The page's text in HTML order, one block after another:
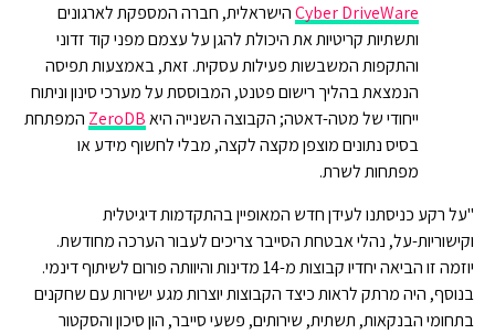
Cyber DriveWareהישראלית, חברה המספקת לארגונים
ותשתיות קריטיות את היכולת להגן על עצמם מפני קוד זדוני
והתקפות המשבשות פעילות עסקית. זאת, באמצעות תפיסה
הנמצאת בהליך רישום פטנט, המבוססת על מערכי סינון וניתוח
ייחודי של מטה-דאטה; הקבוצה השנייה היאZeroDB המפתחת
בסיס נתונים מוצפן מקצה לקצה, מבלי לחשוף מידע או
מפתחות לשרת.
"על רקע כניסתנו לעידן חדש המאופיין בהתקדמות דיגיטלית
וקישוריות-על, נהלי אבטחת הסייבר צריכים לעבור הערכה מחודשת.
יוזמה זו הביאה יחדיו קבוצות מ-14 מדינות והיוותה פורום לשיתוף דינמי.
בנוסף, היה מרתק לראות כיצד הקבוצות יוצרות מגע ישירות עם שחקנים
בתחומי הבנקאות, תשתית, שירותים, פשעי סייבר, הון סיכון והסקטור